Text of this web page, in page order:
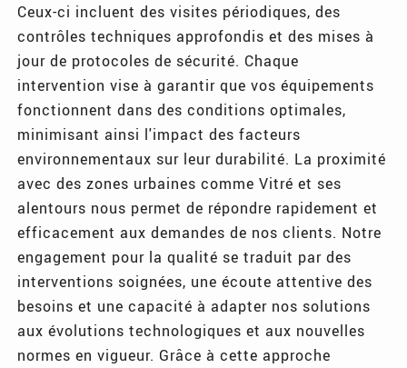
Ceux-ci incluent des visites périodiques, des
contrôles techniques approfondis et des mises à
jour de protocoles de sécurité. Chaque
intervention vise à garantir que vos équipements
fonctionnent dans des conditions optimales,
minimisant ainsi l'impact des facteurs
environnementaux sur leur durabilité. La proximité
avec des zones urbaines comme Vitré et ses
alentours nous permet de répondre rapidement et
efficacement aux demandes de nos clients. Notre
engagement pour la qualité se traduit par des
interventions soignées, une écoute attentive des
besoins et une capacité à adapter nos solutions
aux évolutions technologiques et aux nouvelles
normes en vigueur. Grâce à cette approche